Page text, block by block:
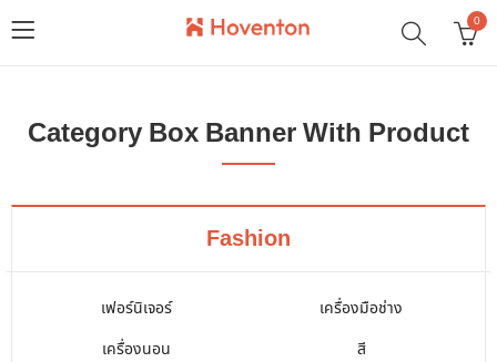
0
Category Box Banner With Product
Fashion
เฟอร์นิเจอร์
เครื่องมือช่าง
เครื่องนอน
สี